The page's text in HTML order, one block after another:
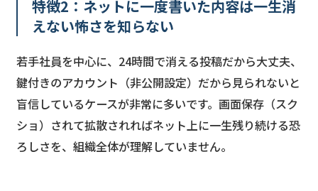
特徴2：ネットに一度書いた内容は一生消
えない怖さを知らない
若手社員を中心に、24時間で消える投稿だから大丈夫、
鍵付きのアカウント（非公開設定）だから見られないと
盲信しているケースが非常に多いです。画面保存（スク
ショ）されて拡散されればネット上に一生残り続ける恐
ろしさを、組織全体が理解していません。